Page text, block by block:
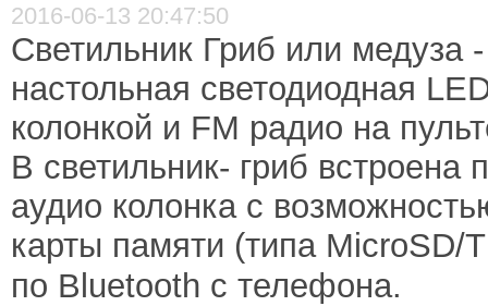
2016-06-13 20:47:50
Светильник Гриб или медуза
настольная светодиодная
колонкой и FM радио на
В светильник- гриб встроена
аудио колонка с
карты памяти (типа
по Bluetooth с телефона.